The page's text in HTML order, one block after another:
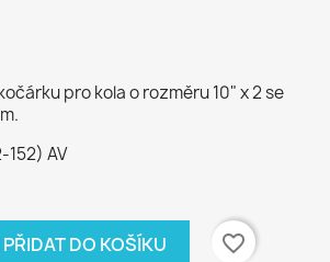
pro kola o rozměru 10" x 2 se
152) AV
PŘIDAT DO KOŠÍKU favorite_border